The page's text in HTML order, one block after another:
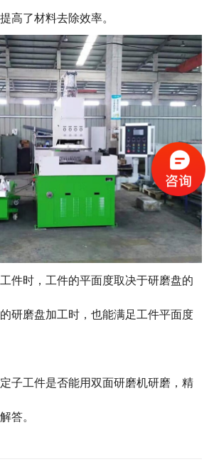
高了材料去除效率。
件时，工件的平面度取决于研磨盘的
研磨盘加工时，也能满足工件平面度
子工件是否能用双面研磨机研磨，精
答。